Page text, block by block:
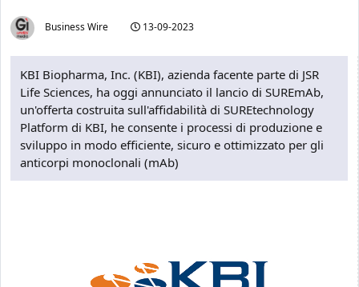
Business Wire 13-09-2023
KBI Biopharma, Inc. (KBI), azienda facente parte di JSR
Life Sciences, ha oggi annunciato il lancio di SUREmAb,
un'offerta costruita sull'affidabilità di SUREtechnology
Platform di KBI, he consente i processi di produzione e
sviluppo in modo efficiente, sicuro e ottimizzato per gli
anticorpi monoclonali (mAb)